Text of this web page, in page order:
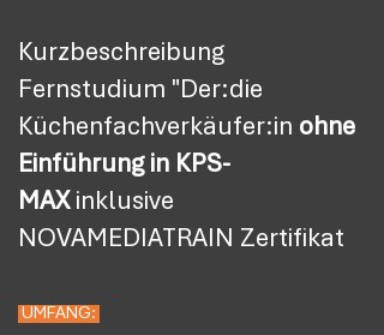
Kurzbeschreibung
Fernstudium "Der:die
Küchenfachverkäufer:in ohne
Einführung in KPS-
MAX inklusive
NOVAMEDIATRAIN Zertifikat
UMFANG: